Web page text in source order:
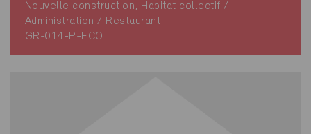
Nouvelle construction, Habitat collectif /
Administration / Restaurant
GR-014-P-ECO